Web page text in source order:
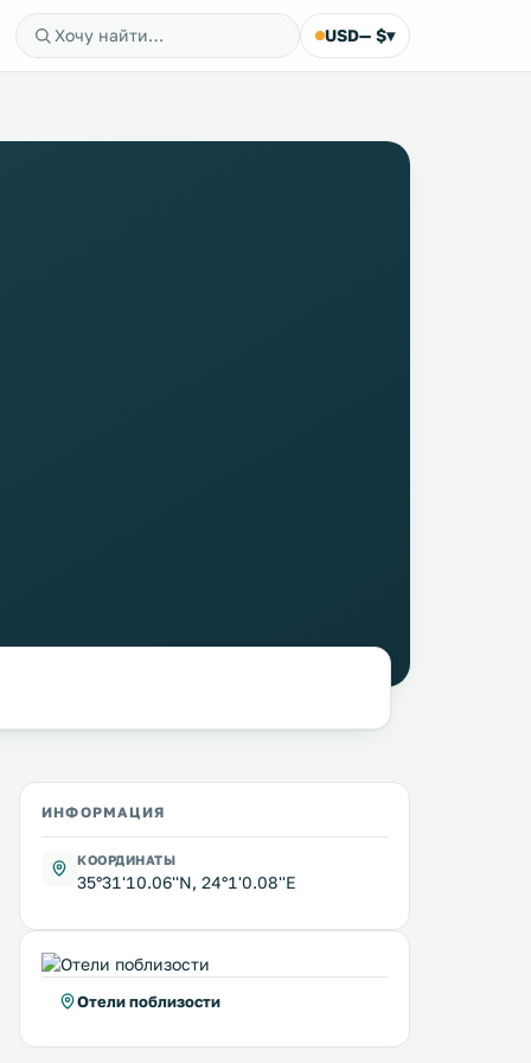
USD— $▾
ИНФОРМАЦИЯ
КООРДИНАТЫ
35°31'10.06''N, 24°1'0.08''E
Отели поблизости